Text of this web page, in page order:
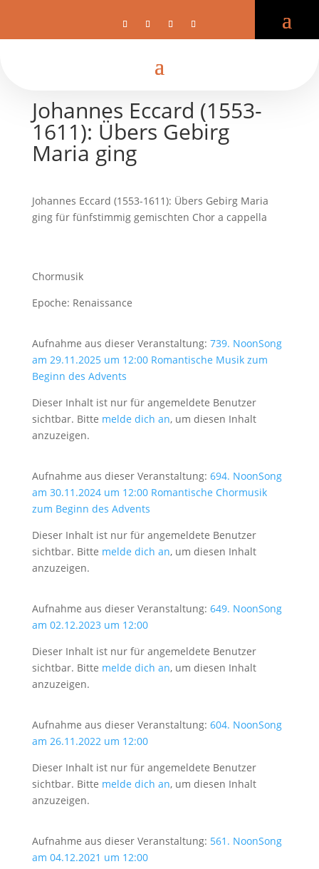
Johannes Eccard (1553-
1611): Übers Gebirg
Maria ging
Johannes Eccard (1553-1611): Übers Gebirg Maria
ging für fünfstimmig gemischten Chor a cappella
Chormusik
Epoche: Renaissance
Aufnahme aus dieser Veranstaltung: 739. NoonSong
am 29.11.2025 um 12:00 Romantische Musik zum
Beginn des Advents
Dieser Inhalt ist nur für angemeldete Benutzer
sichtbar. Bitte melde dich an, um diesen Inhalt
anzuzeigen.
Aufnahme aus dieser Veranstaltung: 694. NoonSong
am 30.11.2024 um 12:00 Romantische Chormusik
zum Beginn des Advents
Dieser Inhalt ist nur für angemeldete Benutzer
sichtbar. Bitte melde dich an, um diesen Inhalt
anzuzeigen.
Aufnahme aus dieser Veranstaltung: 649. NoonSong
am 02.12.2023 um 12:00
Dieser Inhalt ist nur für angemeldete Benutzer
sichtbar. Bitte melde dich an, um diesen Inhalt
anzuzeigen.
Aufnahme aus dieser Veranstaltung: 604. NoonSong
am 26.11.2022 um 12:00
Dieser Inhalt ist nur für angemeldete Benutzer
sichtbar. Bitte melde dich an, um diesen Inhalt
anzuzeigen.
Aufnahme aus dieser Veranstaltung: 561. NoonSong
am 04.12.2021 um 12:00